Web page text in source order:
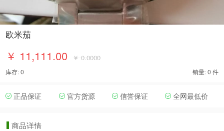
欧米茄
￥ 11,111.00 ￥ 0.0000
库存: 0 销量: 0 件
正品保证 官方货源 信誉保证 全网最低价
商品详情